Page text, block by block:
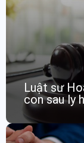
Luật sư
con sau ly